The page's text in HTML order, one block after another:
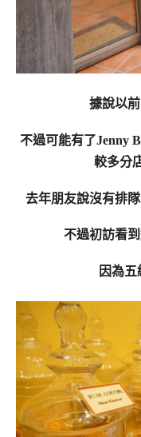
據說以
不過可能有了Jenny
較多分
去年朋友說沒有排
不過初訪看
因為